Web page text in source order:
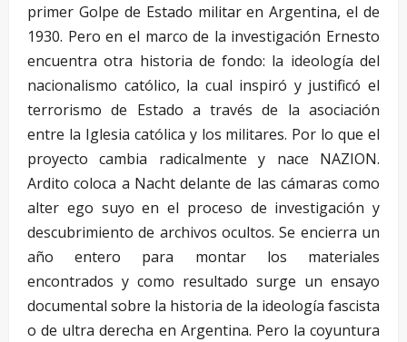
primer Golpe de Estado militar en Argentina, el de
1930. Pero en el marco de la investigación Ernesto
encuentra otra historia de fondo: la ideología del
nacionalismo católico, la cual inspiró y justificó el
terrorismo de Estado a través de la asociación
entre la Iglesia católica y los militares. Por lo que el
proyecto cambia radicalmente y nace NAZION.
Ardito coloca a Nacht delante de las cámaras como
alter ego suyo en el proceso de investigación y
descubrimiento de archivos ocultos. Se encierra un
año entero para montar los materiales
encontrados y como resultado surge un ensayo
documental sobre la historia de la ideología fascista
o de ultra derecha en Argentina. Pero la coyuntura